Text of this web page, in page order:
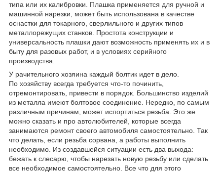
типа или их калибровки. Плашка применяется для ручной и
машинной нарезки, может быть использована в качестве
оснастки для токарного, сверлильного и других типов
металлорежущих станков. Простота конструкции и
универсальность плашки дают возможность применять их и в
быту для разовых работ, и в условиях серийного
производства.
У рачительного хозяина каждый болтик идет в дело.
По хозяйству всегда требуется что-то починить,
отремонтировать, привести в порядок. Большинство изделий
из металла имеют болтовое соединение. Нередко, по самым
различным причинам, может испортиться резьба. Это же
можно сказать и про автолюбителей, которые всегда
занимаются ремонт своего автомобиля самостоятельно. Так
что делать, если резьба сорвана, а работы выполнить
необходимо. Из создавшейся ситуации есть два выхода:
бежать к слесарю, чтобы нарезать новую резьбу или сделать
все необходимое самостоятельно. Все что для этого